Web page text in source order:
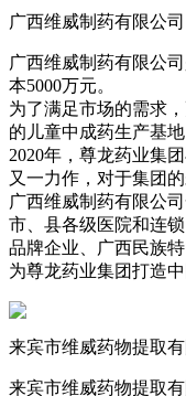
广西维威制药有限公司
广西维威制药有限公
本5000万元。
为了满足市场的需求
的儿童中成药生产基
2020年，尊龙药业集
又一力作，对于集团
广西维威制药有限公
市、县各级医院和连
品牌企业、广西民族
为尊龙药业集团打造
来宾市维威药物提取有
来宾市维威药物提取